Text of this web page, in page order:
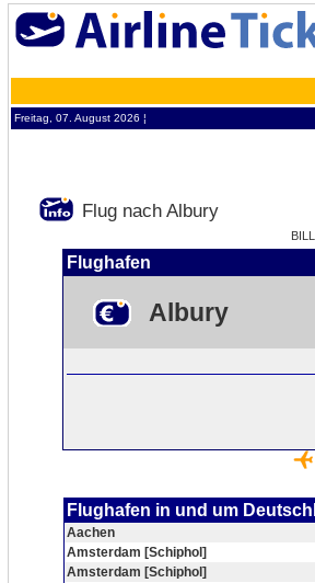
Freitag, 07. August 2026 ¦
Flug nach Albury
Flughafen
Albury
Flughafen in und um
Aachen
Amsterdam [Schiphol]
Amsterdam [Schiphol]